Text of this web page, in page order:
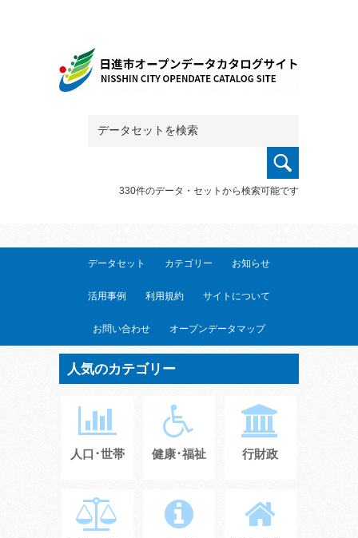
330件のデータ・セットから検索可能です
データセット カテゴリー お知らせ
活用事例 利用規約 サイトについて
お問い合わせ オープンデータマップ
人気のカテゴリー
人口･世帯 健康･福祉 行財政